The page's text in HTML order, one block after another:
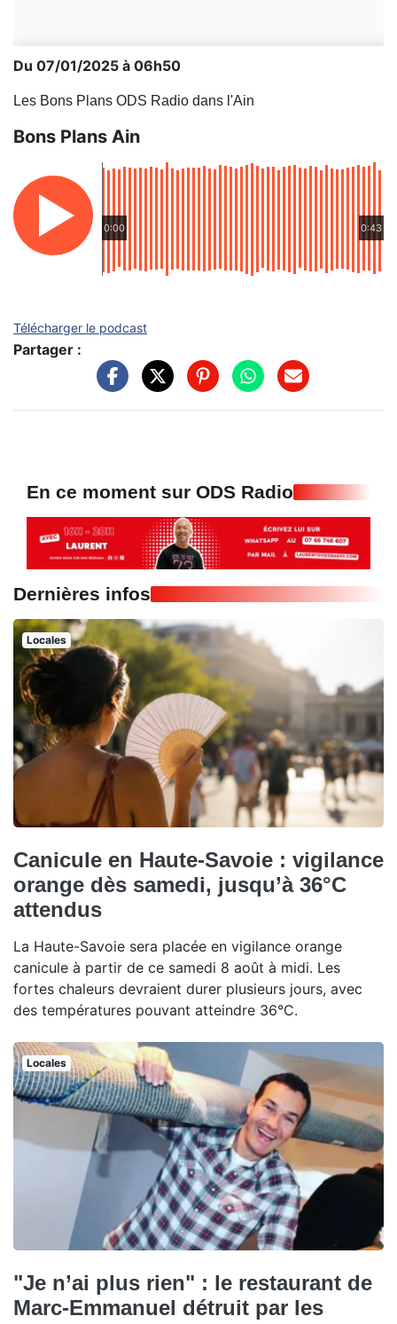
Du 07/01/2025 à 06h50
Les Bons Plans ODS Radio dans l'Ain
Bons Plans Ain
0:00 0:43
Télécharger le podcast
Partager :
En ce moment sur ODS Radio
Dernières infos
Locales
Canicule en Haute-Savoie : vigilance
orange dès samedi, jusqu’à 36°C
attendus
La Haute-Savoie sera placée en vigilance orange
canicule à partir de ce samedi 8 août à midi. Les
fortes chaleurs devraient durer plusieurs jours, avec
des températures pouvant atteindre 36°C.
Locales
"Je n’ai plus rien" : le restaurant de
Marc-Emmanuel détruit par les